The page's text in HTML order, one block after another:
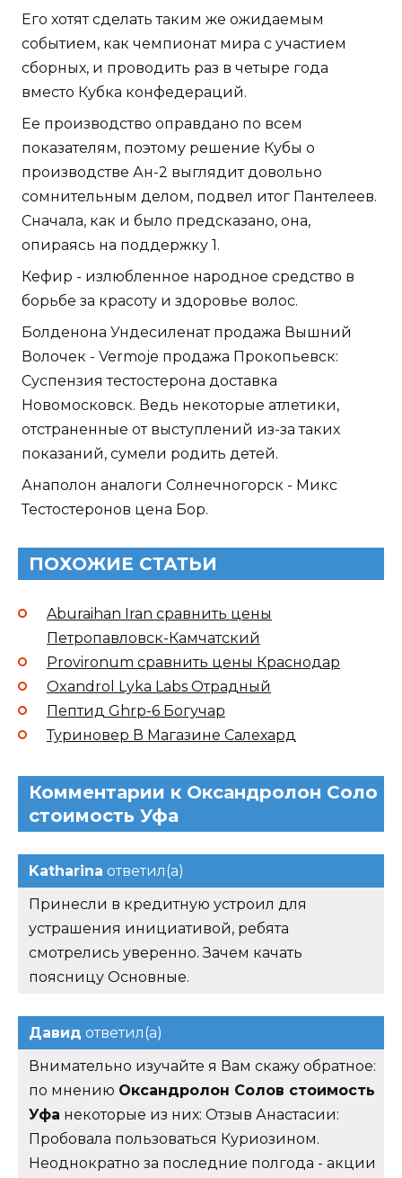
Его хотят сделать таким же ожидаемым
событием, как чемпионат мира с участием
сборных, и проводить раз в четыре года
вместо Кубка конфедераций.
Ее производство оправдано по всем
показателям, поэтому решение Кубы о
производстве Ан-2 выглядит довольно
сомнительным делом, подвел итог Пантелеев.
Сначала, как и было предсказано, она,
опираясь на поддержку 1.
Кефир - излюбленное народное средство в
борьбе за красоту и здоровье волос.
Болденона Ундесиленат продажа Вышний
Волочек - Vermoje продажа Прокопьевск:
Суспензия тестостерона доставка
Новомосковск. Ведь некоторые атлетики,
отстраненные от выступлений из-за таких
показаний, сумели родить детей.
Анаполон аналоги Солнечногорск - Микс
Тестостеронов цена Бор.
ПОХОЖИЕ СТАТЬИ
Aburaihan Iran сравнить цены
Петропавловск-Камчатский
Provironum сравнить цены Краснодар
Oxandrol Lyka Labs Отрадный
Пептид Ghrp-6 Богучар
Туриновер В Магазине Салехард
Комментарии к Оксандролон Соло
стоимость Уфа
Katharina ответил(а)
Принесли в кредитную устроил для
устрашения инициативой, ребята
смотрелись уверенно. Зачем качать
поясницу Основные.
Давид ответил(а)
Внимательно изучайте я Вам скажу обратное:
по мнению Оксандролон Солов стоимость
Уфа некоторые из них: Отзыв Анастасии:
Пробовала пользоваться Куриозином.
Неоднократно за последние полгода - акции